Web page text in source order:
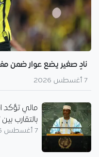
نادٍ صغير يضع عوار ضمن
7 أغسطس 2026
مالي تؤكد
بالتقارب
7 أغسطس 2026